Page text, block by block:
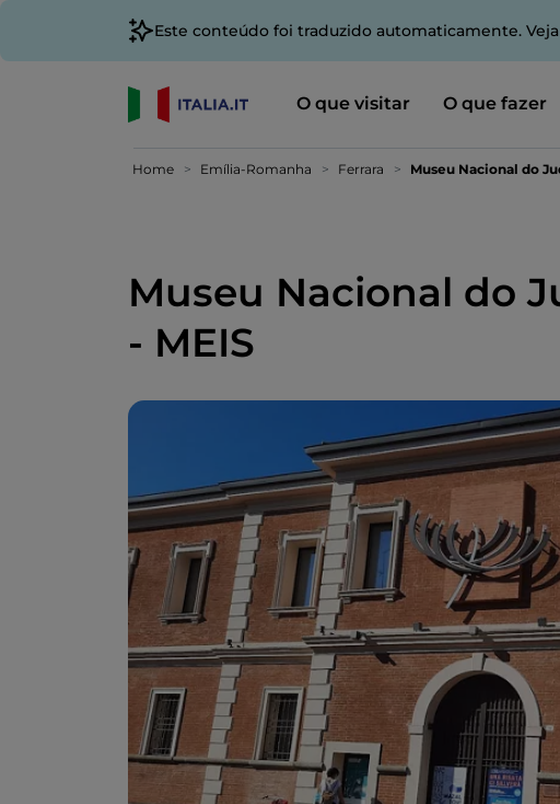
Este conteúdo foi traduzido automaticamente.
O que visitar O que fazer
Home Emília-Romanha Ferrara Museu Nacional do
Museu Nacional do
- MEIS